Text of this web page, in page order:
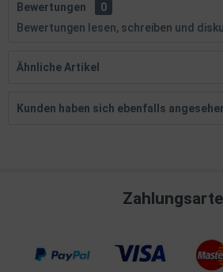
Bewertungen
0
Bewertungen lesen, schreiben und
Ähnliche Artikel
Kunden haben sich ebenfalls